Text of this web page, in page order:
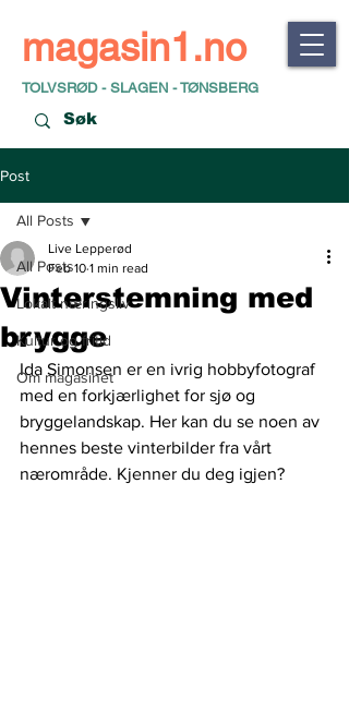
magasin1.no
TOLVSRØD - SLAGEN - TØNSBERG
Post
All Posts
Lokalt næringsliv
Kultur og fritid
Om magasinet
All Posts
Vinterstemning med
brygge
Live Lepperød
Feb 10 1 min read
Ida Simonsen er en ivrig hobbyfotograf
med en forkjærlighet for sjø og
bryggelandskap. Her kan du se noen av
hennes beste vinterbilder fra vårt
nærområde. Kjenner du deg igjen?